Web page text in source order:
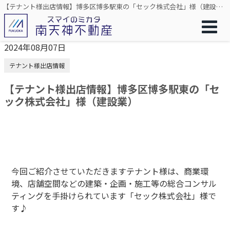
【テナント様出店情報】博多区博多駅東の「セック株式会社」様（建設業）
2024年08月07日
テナント様出店情報
【テナント様出店情報】博多区博多駅東の「セ
ック株式会社」様（建設業）
今回ご紹介させていただきますテナント様は、商業環
境、店舗空間などの建築・企画・施工等の総合コンサル
ティングを手掛けられています「セック株式会社」様で
す♪